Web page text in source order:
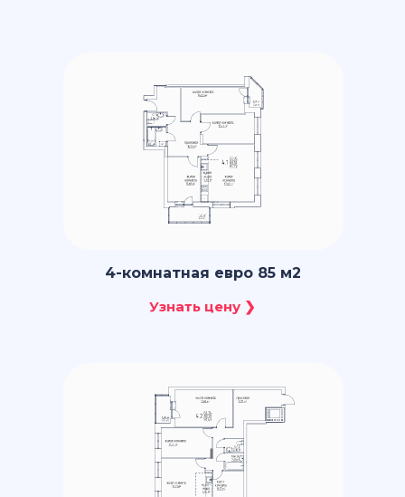
4-комнатная евро 85 м2